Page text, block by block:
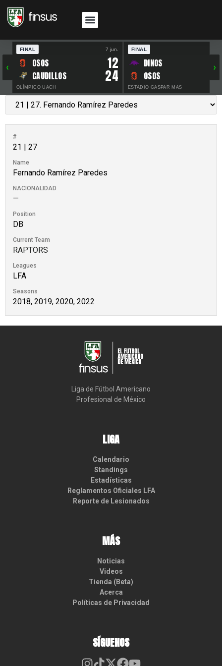
‹
FINAL 7 jun.
OSOS 12
CAUDILLOS 24
OLÍMPICO UACH
FINAL
DINOS
OSOS
ESTADIO GASPAR MAS
›
#
21 | 27
Name
Fernando Ramírez Paredes
NACIONALIDAD
—
Position
DB
Current Team
RAPTORS
Leagues
LFA
Seasons
2018, 2019, 2020, 2022
Liga de Fútbol Americano
Profesional de México
LIGA
Calendario
Standings
Estadísticas
Reglamentos Oficiales LFA
Reporte de Lesionados
MÁS
Noticias
Videos
Tienda (Beta)
Acerca
Políticas de Privacidad
SÍGUENOS